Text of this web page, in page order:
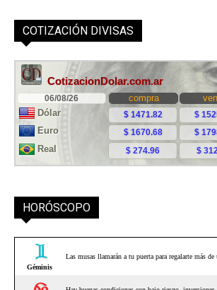
COTIZACIÓN DIVISAS
HORÓSCOPO